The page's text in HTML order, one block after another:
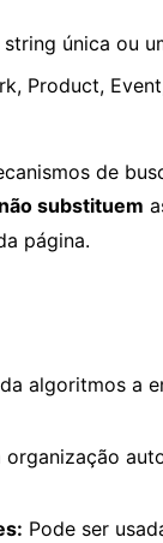
única ou
Product,
de
não substituem
página.
algoritmos a
organização
Pode ser